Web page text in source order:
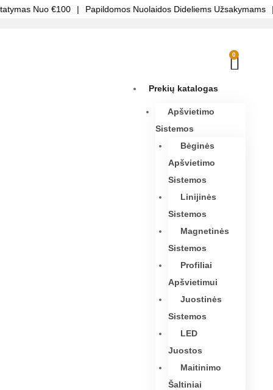
Nuo €100 | Papildomos Nuolaidos Dideliems Užsakymams |
0
Prekių katalogas
Apšvietimo
Sistemos
Bėginės
Apšvietimo
Sistemos
Linijinės
Sistemos
Magnetinės
Sistemos
Profiliai
Apšvietimui
Juostinės
Sistemos
LED
Juostos
Maitinimo
Šaltiniai